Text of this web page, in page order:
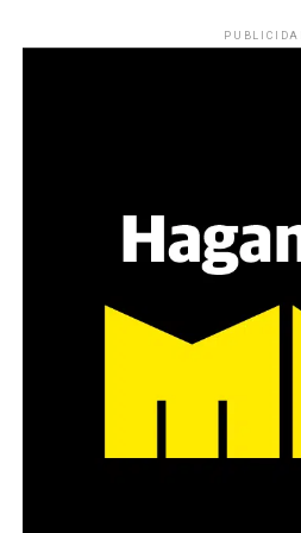
es a través del interrogante,
pregunta», comparte Gonzalo,